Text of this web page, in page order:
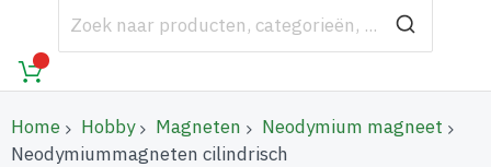
Home Hobby Magneten
Neodymium magneet
Neodymiummagneten cilindrisch